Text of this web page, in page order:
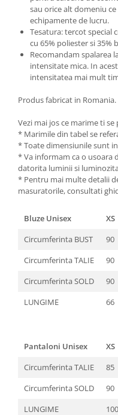
sau orice alt domeniu
echipamente de lucru.
Tesatura: tercot special
cu 65% poliester si 35%
Recomandam spalarea
intensitate mica. In
intensitatea mai mult
Produs fabricat in Romania.
Vezi mai jos ce marime ti
* Marimile din tabel se
* Toate dimensiunile sunt
* Va informam ca o usoara
datorita luminii si
* Pentru mai multe detalii
masuratorile, consultati
Bluze Unisex XS
Circumferinta BUST
90
Circumferinta TALIE
90
Circumferinta SOLD
90
LUNGIME
66
Pantaloni Unisex XS
Circumferinta TALIE
85
Circumferinta SOLD
90
LUNGIME
100